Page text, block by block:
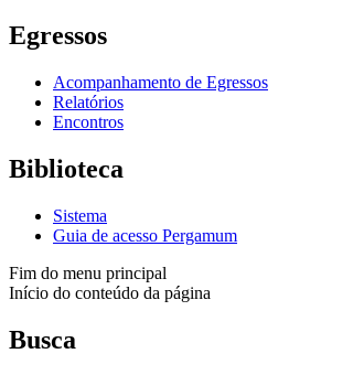
Egressos
Acompanhamento de Egressos
Relatórios
Encontros
Biblioteca
Sistema
Guia de acesso Pergamum
Fim do menu principal
Início do conteúdo da página
Busca